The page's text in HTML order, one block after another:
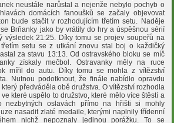
neustále narůstal a nejenže nebylo pochyb o
domácích fanoušků se začaly objevovat
bude stačit v rozhodujícím třetím setu. Naděje
Brňanky jako by vrátily do hry a úspěšnou sérií
výsledek 21:25. Díky tomu se projev soupeřů na
setu se z utkání znovu stal boj o každičký
za stavu 13:13. Od ostravského bloku se míč
získaly mečbol. Ostravanky měly na ruce
mířil do autu. Díky tomu se mohla z vítězství
Nutnou podotknout, že finále nabídlo opravdu
předváděla obě družstva. O vítězství rozhodla
které uspělo to družstvo, které mělo více štěstí a
nezbytných oslavách přímo na hřišti si mohly
nasadit zlaté medaile, kterými naplnily třídenní
nichž nepoznaly jedinou porážku. To se